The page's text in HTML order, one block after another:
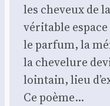
les cheveux de
véritable espace
le parfum, la
la chevelure
lointain, lieu
Ce poème…